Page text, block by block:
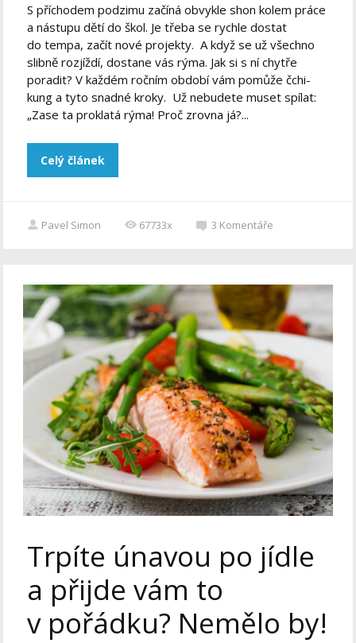
S příchodem podzimu začíná obvykle shon kolem práce
a nástupu dětí do škol. Je třeba se rychle dostat
do tempa, začít nové projekty. A když se už všechno
slibně rozjíždí, dostane vás rýma. Jak si s ní chytře
poradit? V každém ročním období vám pomůže čchi-
kung a tyto snadné kroky. Už nebudete muset spílat:
„Zase ta proklatá rýma! Proč zrovna já?...
Celý článek
Pavel Simon 67733x 3 Komentáře
Trpíte únavou po jídle
a přijde vám to
v pořádku? Nemělo by!